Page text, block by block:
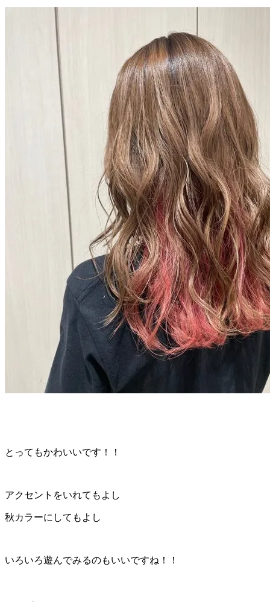
とってもかわいいです！！
アクセントをいれてもよし
秋カラーにしてもよし
いろいろ遊んでみるのもいいですね！！